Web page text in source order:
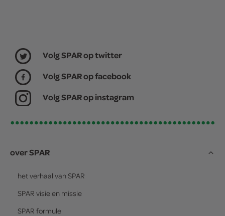
Volg SPAR op twitter
Volg SPAR op facebook
Volg SPAR op instagram
over SPAR
het verhaal van SPAR
SPAR visie en missie
SPAR formule